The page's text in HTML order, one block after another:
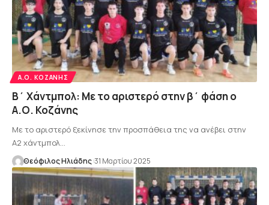
Α.Ο. ΚΟΖΆΝΗΣ
Β΄ Χάντμπολ: Με το αριστερό στην β΄ φάση ο
Α.Ο. Κοζάνης
Με το αριστερό ξεκίνησε την προσπάθεια της να ανέβει στην
Α2 χάντμπολ…
Θεόφιλος Ηλιάδης 31 Μαρτίου 2025